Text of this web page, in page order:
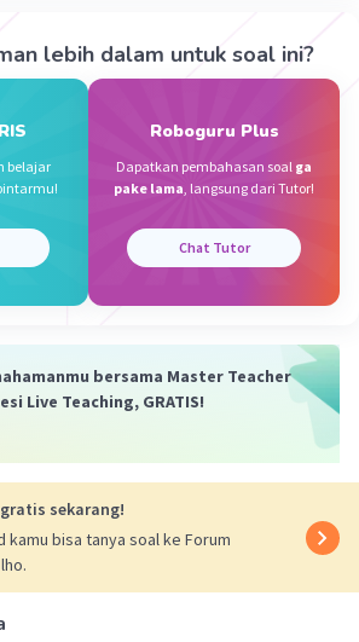
·4.0(1 Balas
04:49
dari mana yah?
Iklan
lebih dalam untuk soal ini?
belajar
Roboguru Plus
Dapatkan pembahasan soal ga
pake lama, langsung dari Tutor!
Chat Tutor
bersama Master Teacher
Live Teaching, GRATIS!
sekarang!
kamu bisa tanya soal ke Forum